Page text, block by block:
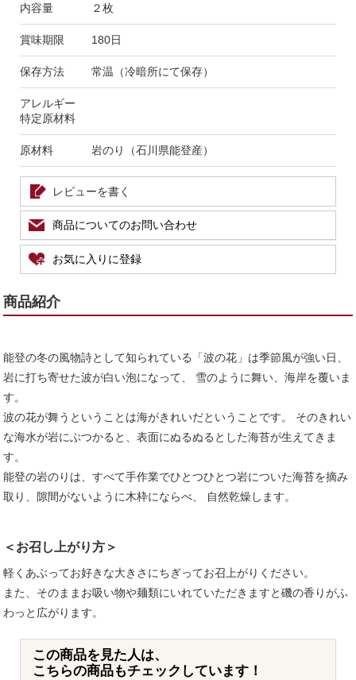
内容量 ２枚
賞味期限 180日
保存方法 常温（冷暗所にて保存）
アレルギー
特定原材料
原材料 岩のり（石川県能登産）
レビューを書く
商品についてのお問い合わせ
お気に入りに登録
商品紹介
能登の冬の風物詩として知られている「波の花」は季節風が強い日、
岩に打ち寄せた波が白い泡になって、 雪のように舞い、海岸を覆いま
す。
波の花が舞うということは海がきれいだということです。 そのきれい
な海水が岩にぶつかると、表面にぬるぬるとした海苔が生えてきま
す。
能登の岩のりは、すべて手作業でひとつひとつ岩についた海苔を摘み
取り、隙間がないように木枠にならべ、 自然乾燥します。
＜お召し上がり方＞
軽くあぶってお好きな大きさにちぎってお召上がりください。
また、そのままお吸い物や麺類にいれていただきますと磯の香りがふ
わっと広がります。
この商品を見た人は、
こちらの商品もチェックしています！